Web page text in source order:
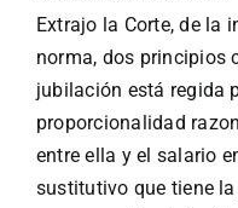
Extrajo la Corte, de la
norma, dos principios
jubilación está regida
proporcionalidad
entre ella y el salario
sustitutivo que tiene